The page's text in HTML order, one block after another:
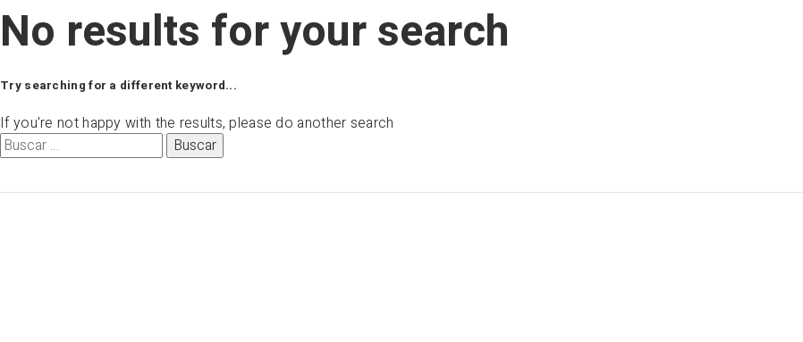
No results for your search
Try searching for a different keyword...
If you're not happy with the results, please do another search